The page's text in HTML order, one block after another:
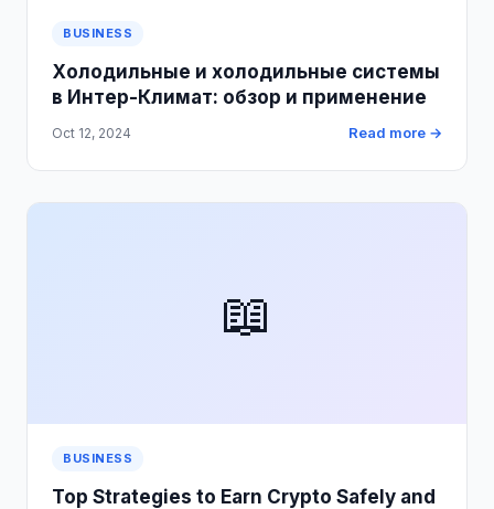
BUSINESS
Холодильные и холодильные системы
в Интер-Климат: обзор и применение
Oct 12, 2024 Read more →
📖
BUSINESS
Top Strategies to Earn Crypto Safely and